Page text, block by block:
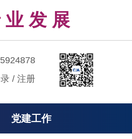
发 展
/ 注册
党建工作